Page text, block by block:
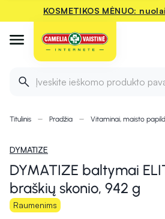
KOSMETIKOS MĖNUO:
Įveskite ieškomo produkto
Titulinis Pradžia Vitaminai, maisto
DYMATIZE
DYMATIZE baltymai
braškių skonio, 942 g
Raumenims